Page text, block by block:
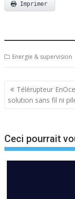
Imprimer
Energie & supervision
Navigation
de
Télérupteur
solution sans fil ni
Ceci pourrait